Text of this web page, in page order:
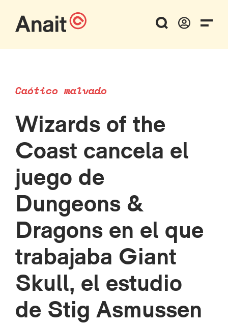
Caótico malvado
Wizards of the
Coast cancela el
juego de
Dungeons &
Dragons en el que
trabajaba Giant
Skull, el estudio
de Stig Asmussen